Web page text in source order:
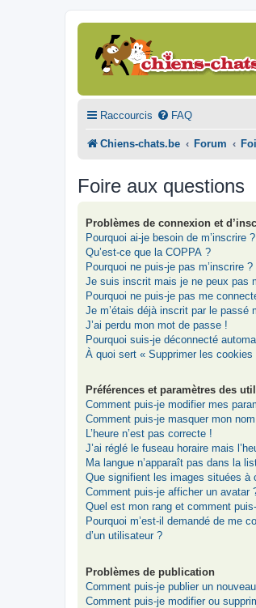
Raccourcis FAQ
Chiens-chats.be Forum
Foire aux questions
Problèmes de connexion et
Pourquoi ai-je besoin de m’inscrire ?
Qu’est-ce que la COPPA ?
Pourquoi ne puis-je pas m’inscrire ?
Je suis inscrit mais je ne peux pas
Pourquoi ne puis-je pas me
Je m’étais déjà inscrit par le passé
J’ai perdu mon mot de passe !
Pourquoi suis-je déconnecté
À quoi sert « Supprimer les cookies
Préférences et paramètres des
Comment puis-je modifier mes
Comment puis-je masquer mon
L’heure n’est pas correcte !
J’ai réglé le fuseau horaire mais
Ma langue n’apparaît pas dans la
Que signifient les images situées à
Comment puis-je afficher un avatar
Quel est mon rang et comment
Pourquoi m’est-il demandé de me
d’un utilisateur ?
Problèmes de publication
Comment puis-je publier un
Comment puis-je modifier ou